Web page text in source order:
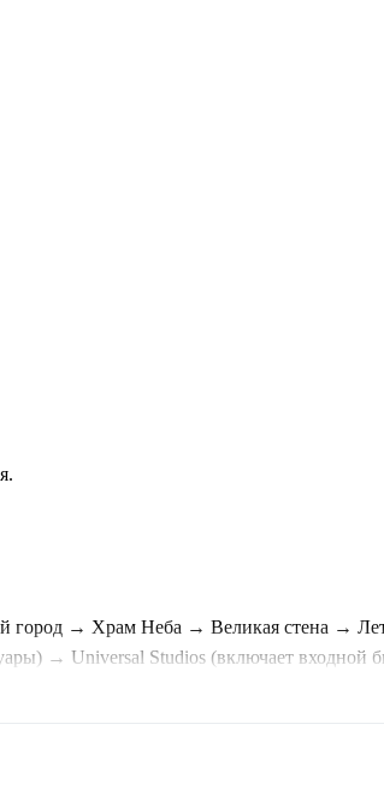
город → Храм Неба → Великая стена →
→ Universal Studios (включает входной